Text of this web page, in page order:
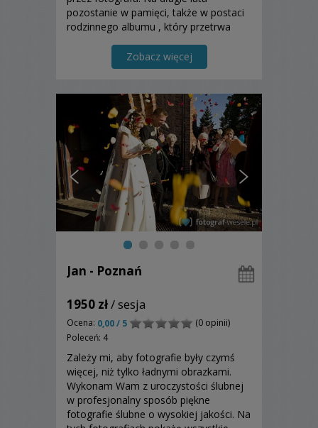
pozostanie w pamięci, także w postaci
rodzinnego albumu , który przetrwa
doświadczony reporter zrobię wszystko
by cieszyły oczy.
Zobacz więcej
Jan - Poznań
1950 zł/ sesja
Ocena: 0,00 / 5
(0 opinii)
Poleceń: 4
Zależy mi, aby fotografie były czymś
więcej, niż tylko ładnymi obrazkami.
Wykonam Wam z uroczystości ślubnej
w profesjonalny sposób piękne
fotografie ślubne o wysokiej jakości. Na